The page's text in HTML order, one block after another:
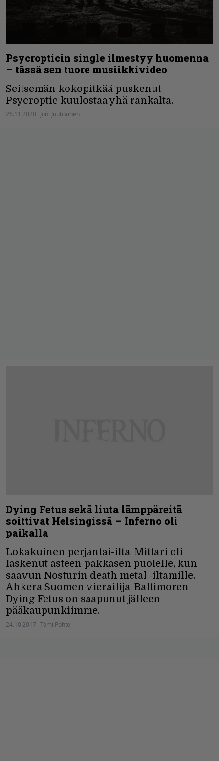
Psycropticin single ilmestyy huomenna
– tässä sen tuore musiikkivideo
Seitsemän kokopitkää puskenut
Psycroptic kuulostaa yhä rankalta.
26.11.2020 Joni Juutilainen
Dying Fetus sekä liuta lämppäreitä
soittivat Helsingissä – Inferno oli
paikalla
Lokakuinen perjantai-ilta. Mittari oli
laskenut asteen pakkasen puolelle, kun
saavun Nosturin death metal -iltamille.
Ahkera Suomen vierailija, Baltimoren
Dying Fetus on saapunut jälleen
pääkaupunkiimme.
24.10.2017 Tomi Pohto